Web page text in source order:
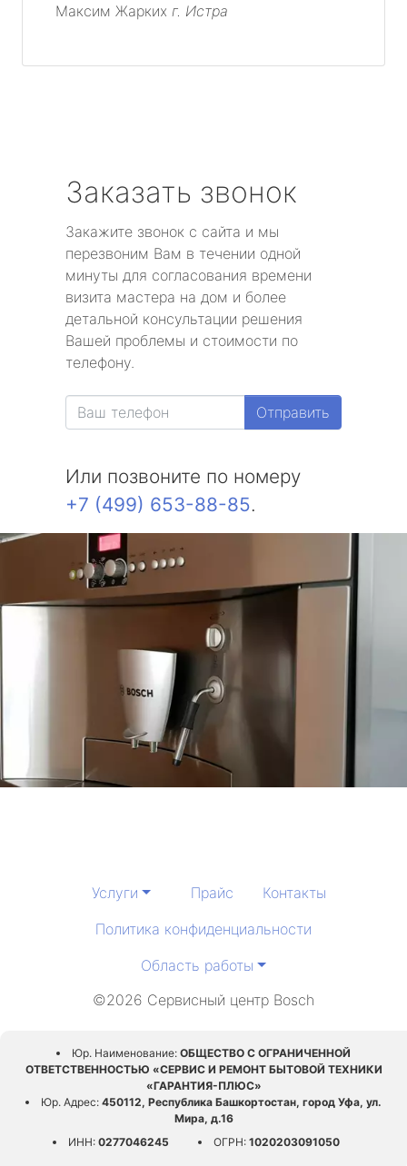
Максим Жарких г. Истра
Заказать звонок
Закажите звонок с сайта и мы
перезвоним Вам в течении одной
минуты для согласования времени
визита мастера на дом и более
детальной консультации решения
Вашей проблемы и стоимости по
телефону.
Отправить
Или позвоните по номеру
+7 (499) 653-88-85.
Услуги Прайс
Контакты
Политика конфиденциальности
Область работы
©2026 Сервисный центр Bosch
Юр. Наименование: ОБЩЕСТВО С ОГРАНИЧЕННОЙ
ОТВЕТСТВЕННОСТЬЮ «СЕРВИС И РЕМОНТ БЫТОВОЙ ТЕХНИКИ
«ГАРАНТИЯ-ПЛЮС»
Юр. Адрес: 450112, Республика Башкортостан, город Уфа, ул.
Мира, д.16
ИНН: 0277046245 ОГРН: 1020203091050